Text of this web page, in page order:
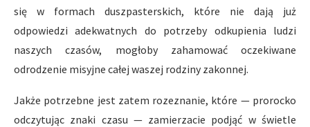
się w formach duszpasterskich, które nie dają już
odpowiedzi adekwatnych do potrzeby odkupienia ludzi
naszych czasów, mogłoby zahamować oczekiwane
odrodzenie misyjne całej waszej rodziny zakonnej.
Jakże potrzebne jest zatem rozeznanie, które — prorocko
odczytując znaki czasu — zamierzacie podjąć w świetle